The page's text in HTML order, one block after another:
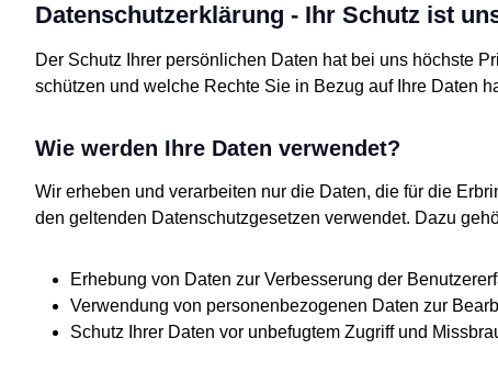
Datenschutzerklärung - Ihr Schutz ist
Der Schutz Ihrer persönlichen Daten hat bei uns höchste
schützen und welche Rechte Sie in Bezug auf Ihre Daten
Wie werden Ihre Daten verwendet?
Wir erheben und verarbeiten nur die Daten, die für die
den geltenden Datenschutzgesetzen verwendet. Dazu
Erhebung von Daten zur Verbesserung der
Verwendung von personenbezogenen Daten zur
Schutz Ihrer Daten vor unbefugtem Zugriff und